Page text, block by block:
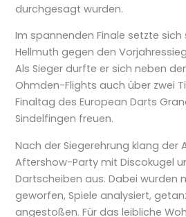
durchgesagt wurden.
Im spannenden Finale setzte sich
Hellmuth gegen den
Als Sieger durfte er sich neben
Ohmden-Flights auch über zwei
Finaltag des European Darts
Sindelfingen freuen.
Nach der Siegerehrung klang der
Aftershow-Party mit Discokugel
Dartscheiben aus. Dabei wurden
geworfen, Spiele analysiert,
angestoßen. Für das leibliche